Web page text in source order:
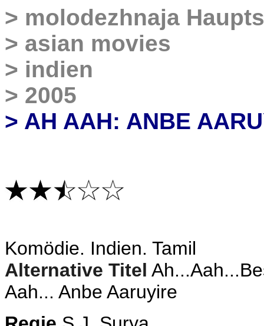
> molodezhnaja
> asian movies
> indien
> 2005
> AH AAH: ANBE
Komödie. Indien. Tamil
Alternative Titel
Aah... Anbe Aaruyire